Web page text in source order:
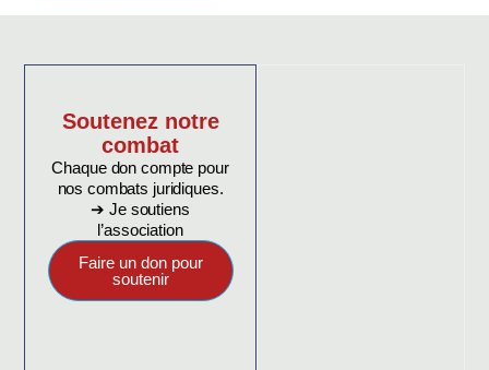
Soutenez notre
combat
Chaque don compte pour
nos combats juridiques.
➔ Je soutiens
l’association
Faire un don pour
soutenir